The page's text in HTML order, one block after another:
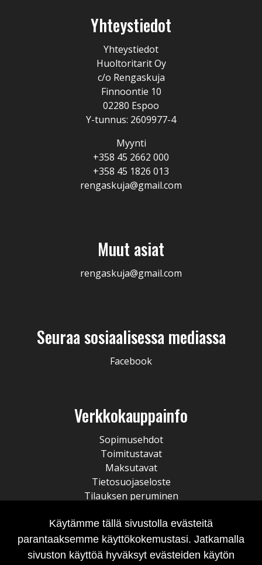
Yhteystiedot
Yhteystiedot
Huoltoritarit Oy
c/o Rengaskuja
Finnoontie 10
02280 Espoo
Y-tunnus: 2609977-4
Myynti
+358 45 2662 000
+358 45 1826 013
rengaskuja@gmail.com
Muut asiat
rengaskuja@gmail.com
Seuraa sosiaalisessa mediassa
Facebook
Verkkokauppainfo
Sopimusehdot
Toimitustavat
Maksutavat
Tietosuojaseloste
Tilauksen peruminen
Käytämme tällä sivustolla evästeitä
parantaaksemme käyttökokemustasi. Jatkamalla
sivuston käyttöä hyväksyt evästeiden käytön